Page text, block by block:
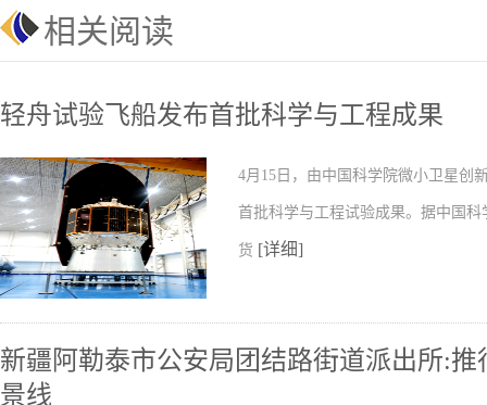
相关阅读
轻舟试验飞船发布首批科学与工程成果
4月15日，由中国科学院微小卫星创
首批科学与工程试验成果。据中国
货 [详细]
新疆阿勒泰市公安局团结路街道派出所:推
景线